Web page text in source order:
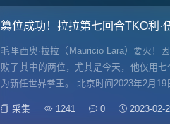
篡位成功！拉拉第七回合TKO利·
毛里西奥·拉拉（Mauricio Lara）要火！
败了其中的两位，尤其是今天，他仅用
为新任世界拳王。 北京时间2023年2月19
采集 1241 0 2023-02-